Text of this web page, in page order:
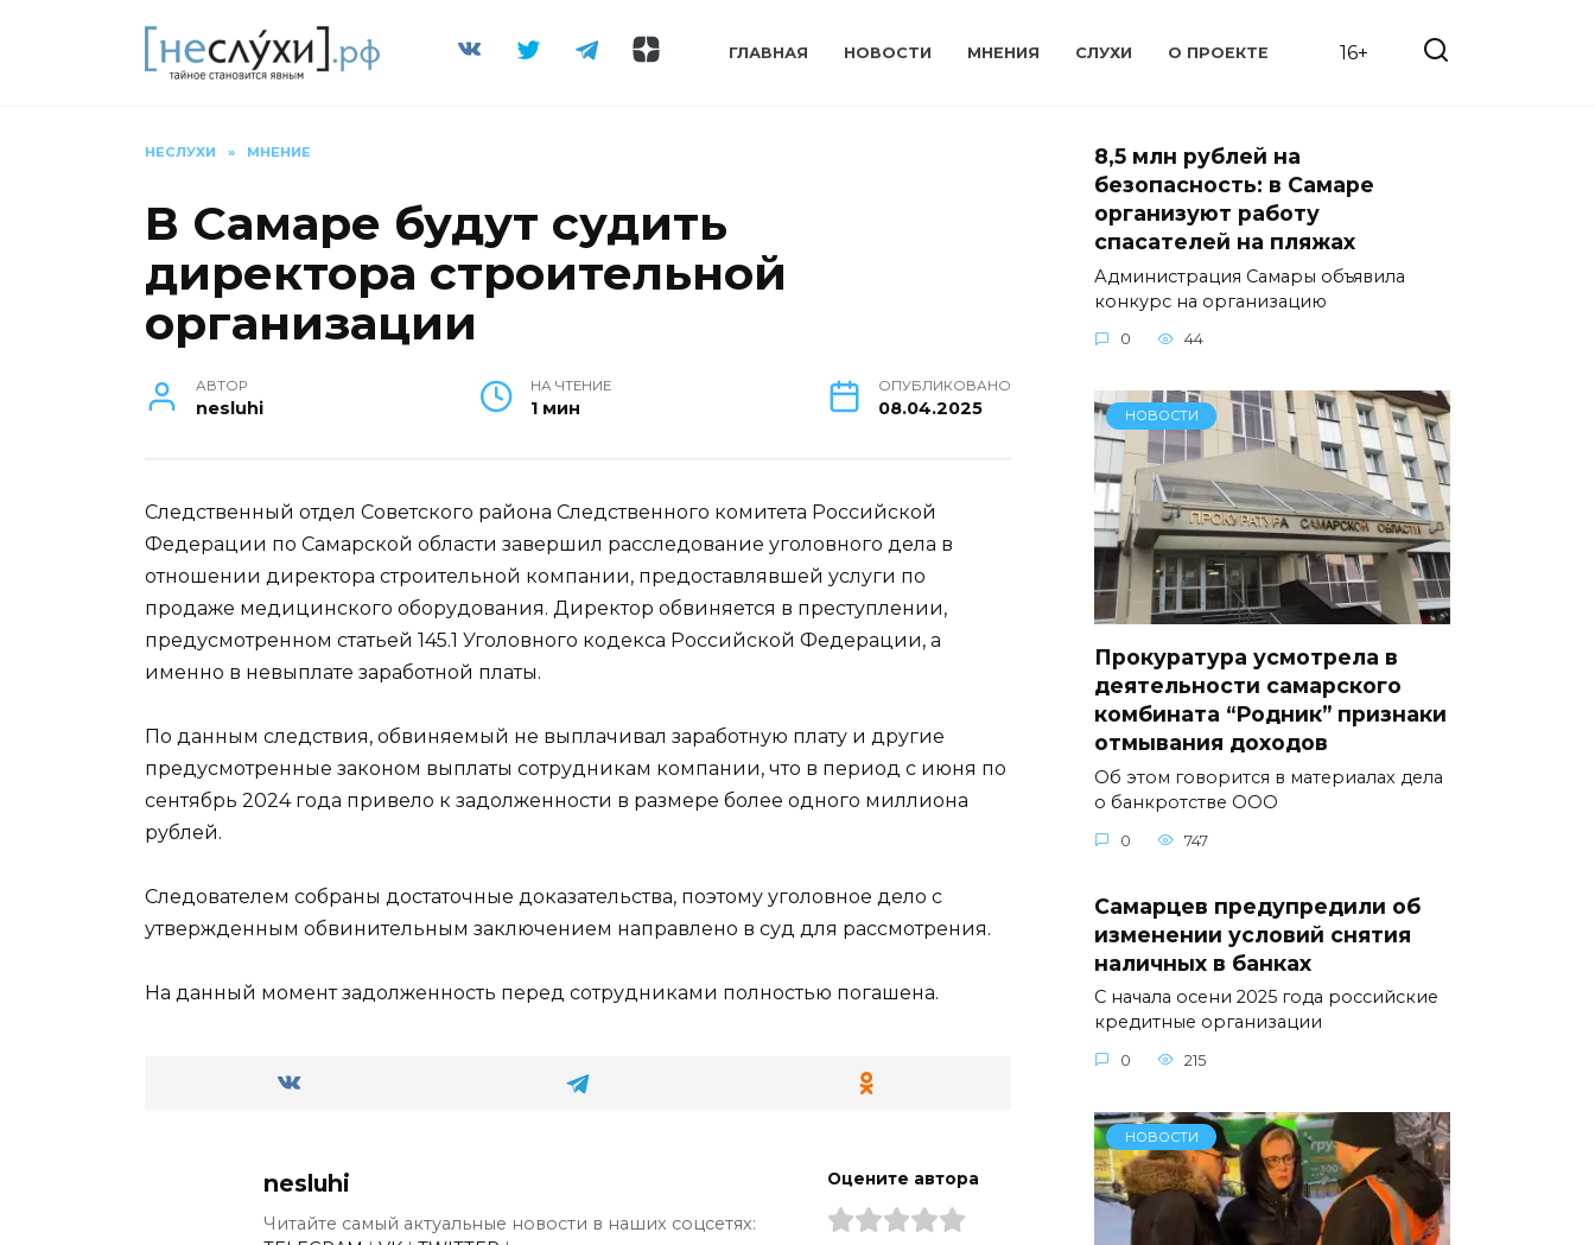
ГЛАВНАЯ НОВОСТИ МНЕНИЯ СЛУХИ О ПРОЕКТЕ 16+
НЕСЛУХИ » МНЕНИЕ
В Самаре будут судить
директора строительной
организации
АВТОР
nesluhi
НА ЧТЕНИЕ
1 мин
ОПУБЛИКОВАНО
08.04.2025
Следственный отдел Советского района Следственного комитета Российской
Федерации по Самарской области завершил расследование уголовного дела в
отношении директора строительной компании, предоставлявшей услуги по
продаже медицинского оборудования. Директор обвиняется в преступлении,
предусмотренном статьей 145.1 Уголовного кодекса Российской Федерации, а
именно в невыплате заработной платы.
По данным следствия, обвиняемый не выплачивал заработную плату и другие
предусмотренные законом выплаты сотрудникам компании, что в период с июня по
сентябрь 2024 года привело к задолженности в размере более одного миллиона
рублей.
Следователем собраны достаточные доказательства, поэтому уголовное дело с
утвержденным обвинительным заключением направлено в суд для рассмотрения.
На данный момент задолженность перед сотрудниками полностью погашена.
nesluhi
Читайте самый актуальные новости в наших соцсетях:
Оцените автора
8,5 млн рублей на
безопасность: в Самаре
организуют работу
спасателей на пляжах
Администрация Самары объявила
конкурс на организацию
0 44
НОВОСТИ
Прокуратура усмотрела в
деятельности самарского
комбината “Родник” признаки
отмывания доходов
Об этом говорится в материалах дела
о банкротстве ООО
0 747
Самарцев предупредили об
изменении условий снятия
наличных в банках
С начала осени 2025 года российские
кредитные организации
0 215
НОВОСТИ